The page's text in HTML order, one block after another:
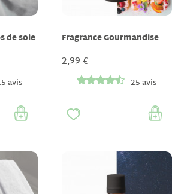
de soie
avis
Fragrance Gourmandise
2,99 €
25 avis